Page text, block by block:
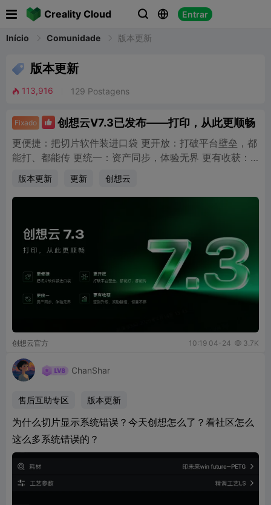
Creality Cloud   Entrar
Início Comunidade 版本更新
版本更新
 113,916 129 Postagens
Fixado  创想云V7.3已发布——打印，从此更顺畅
更便捷：把切片软件装进口袋 更开放：打破平台壁垒，都
能打、都能传 更统一：资产同步，体验无界 更有收获：
签到升级，奖励翻倍，惊喜不停
版本更新 更新 创想云
创想云官方 10:19 04-24  3.7K
ChanShar
售后互助专区 版本更新
为什么切片显示系统错误？今天创想怎么了？看社区怎么
这么多系统错误的？